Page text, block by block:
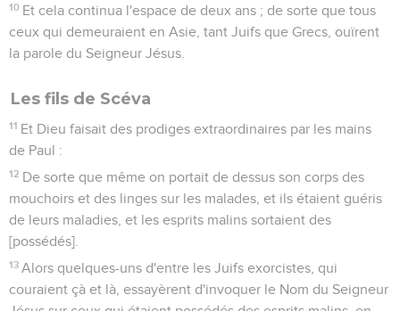
10 Et cela continua l'espace de deux ans ; de sorte que tous
ceux qui demeuraient en Asie, tant Juifs que Grecs, ouïrent
la parole du Seigneur Jésus.
Les fils de Scéva
11 Et Dieu faisait des prodiges extraordinaires par les mains
de Paul :
12 De sorte que même on portait de dessus son corps des
mouchoirs et des linges sur les malades, et ils étaient guéris
de leurs maladies, et les esprits malins sortaient des
[possédés].
13 Alors quelques-uns d'entre les Juifs exorcistes, qui
couraient çà et là, essayèrent d'invoquer le Nom du Seigneur